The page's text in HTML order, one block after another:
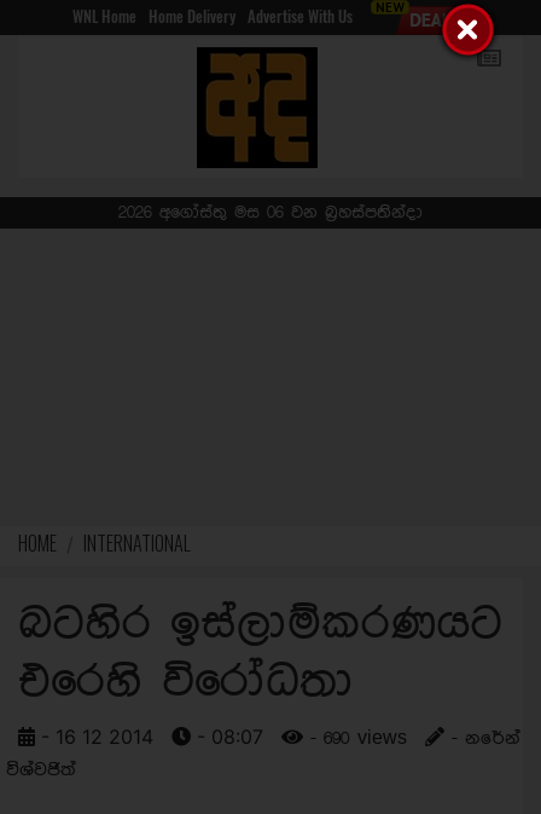
WNL Home Home Delivery Advertise With Us
2026 අගෝස්තු මස 06 වන බ්‍රහස්පතින්දා
HOME INTERNATIONAL
බටහිර ඉස්ලාම්කරණයට
එරෙහි විරෝධතා
- 16 12 2014 - 08:07 - 690 views
- නරේන්
විශ්වජිත්